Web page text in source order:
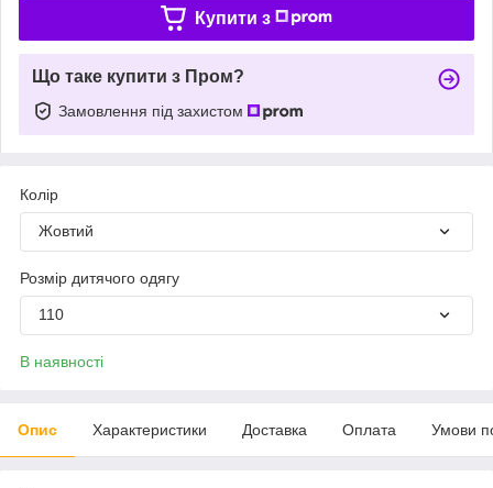
Купити з
Що таке купити з Пром?
Замовлення під захистом
Колір
Жовтий
Розмір дитячого одягу
110
В наявності
Опис Характеристики Доставка Оплата Умови